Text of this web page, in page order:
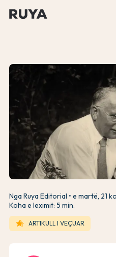
Nga Ruya Editorial
e martë, 21
Koha e leximit: 5 min.
hotel_class ARTIKULL I VEÇUAR